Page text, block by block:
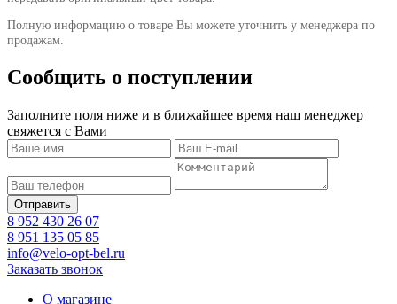
Полную информацию о товаре Вы можете уточнить у менеджера по
продажам.
Сообщить о поступлении
Заполните поля ниже и в ближайшее время наш менеджер
свяжется с Вами
8 952 430 26 07
8 951 135 05 85
info@velo-opt-bel.ru
Заказать звонок
О магазине